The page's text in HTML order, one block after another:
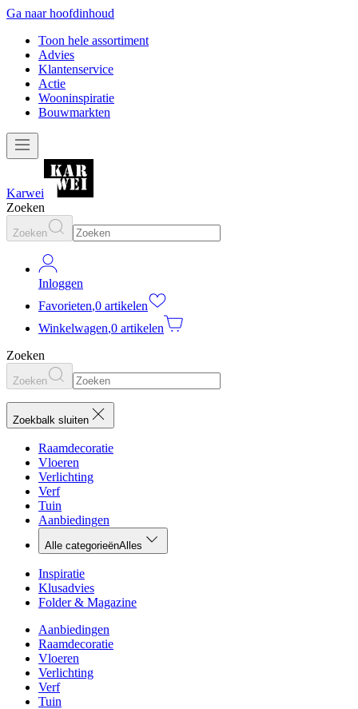
Ga naar hoofdinhoud
Toon hele assortiment
Advies
Klantenservice
Actie
Wooninspiratie
Bouwmarkten
Karwei
Zoeken
Zoeken
Inloggen
Favorieten,0 artikelen
Winkelwagen,0 artikelen
Zoeken
Zoeken
Zoekbalk sluiten
Raamdecoratie
Vloeren
Verlichting
Verf
Tuin
Aanbiedingen
Alle categorieënAlles
Inspiratie
Klusadvies
Folder & Magazine
Aanbiedingen
Raamdecoratie
Vloeren
Verlichting
Verf
Tuin